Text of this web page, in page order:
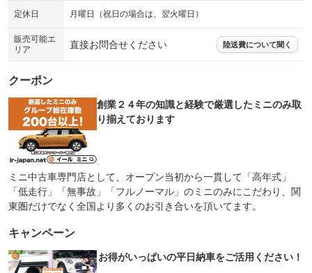
定休日 月曜日（祝日の場合は、翌火曜日）
販売可能エ
リア
直接お問合せください 陸送費について聞く
クーポン
創業２４年の知識と経験で厳選したミニのみ取
り揃えております
ミニ中古車専門店として、オープン当初から一貫して「高年式」
「低走行」「無事故」「フルノーマル」のミニのみにこだわり、関
東圏だけでなく全国より多くのお引き合いを頂いてます。
キャンペーン
お得がいっぱいの平日納車をご活用ください！